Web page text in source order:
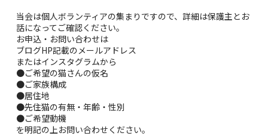
当会は個人ボランティアの集まりですので、詳細は保護主とお
話になってご確認ください。
お申込・お問い合わせは
ブログHP記載のメールアドレス
またはインスタグラムから
●ご希望の猫さんの仮名
●ご家族構成
●居住地
●先住猫の有無・年齢・性別
●ご希望動機
を明記の上お問い合わせください。